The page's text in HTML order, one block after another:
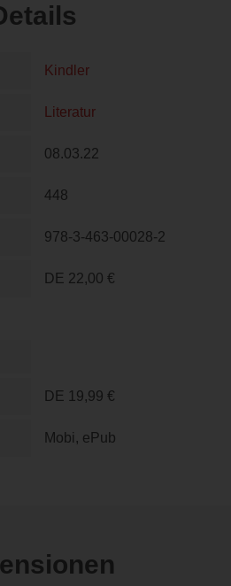
Kindler
Literatur
08.03.22
448
978-3-463-00028-2
DE 22,00 €
DE 19,99 €
Mobi, ePub